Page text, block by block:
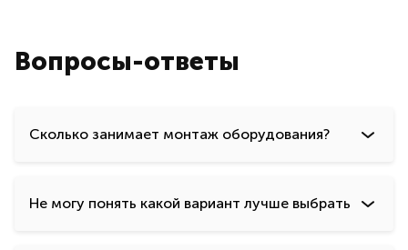
Вопросы-ответы
Сколько занимает монтаж оборудования?
Не могу понять какой вариант лучше выбрать